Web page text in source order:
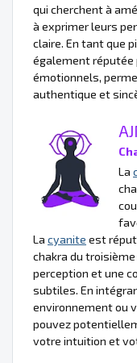
qui cherchent à
à exprimer leurs
claire. En tant que
également réputée
émotionnels,
authentique et
La
La cyanite est
chakra du
perception et une
subtiles. En
environnement ou
pouvez
votre intuition et